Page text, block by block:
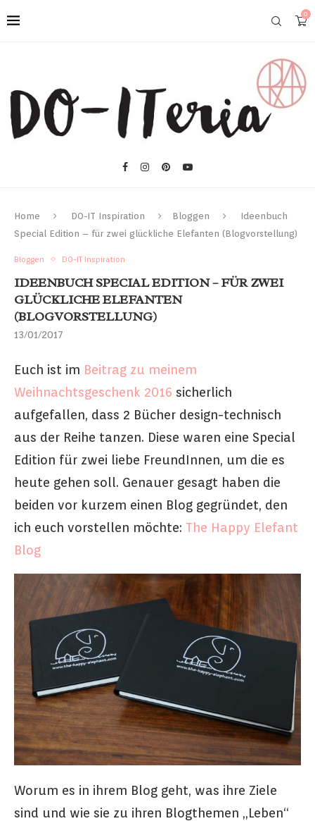
0
Home DO-IT Inspiration Bloggen
Ideenbuch
Special Edition – für zwei glückliche Elefanten (Blogvorstellung)
Bloggen DO-IT Inspiration
IDEENBUCH SPECIAL EDITION – FÜR ZWEI
GLÜCKLICHE ELEFANTEN
(BLOGVORSTELLUNG)
13/01/2017
Euch ist im Beitrag zu meinem
Weihnachtsgeschenk 2016 sicherlich
aufgefallen, dass 2 Bücher design-technisch
aus der Reihe tanzen. Diese waren eine Special
Edition für zwei liebe FreundInnen, um die es
heute gehen soll. Genauer gesagt haben die
beiden vor kurzem einen Blog gegründet, den
ich euch vorstellen möchte: The Happy Elefant
Blog
Worum es in ihrem Blog geht, was ihre Ziele
sind und wie sie zu ihren Blogthemen „Leben“